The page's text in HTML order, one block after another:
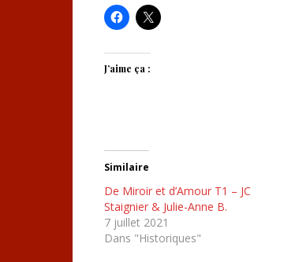
J’aime ça :
Similaire
De Miroir et d’Amour T1 – JC
Staignier & Julie-Anne B.
7 juillet 2021
Dans "Historiques"